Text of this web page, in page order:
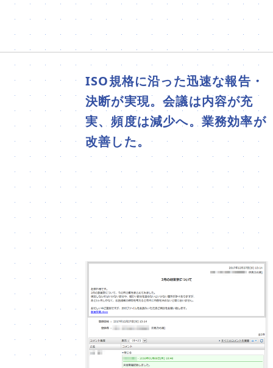
ISO規格に沿った迅速な報告・
決断が実現。会議は内容が充
実、頻度は減少へ。業務効率が
改善した。